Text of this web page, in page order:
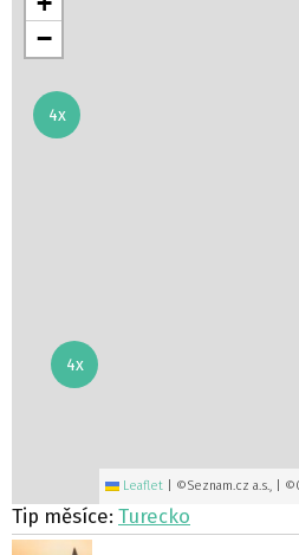
4x
4x
−
Leaflet ©Seznam.cz a.s., |
Tip měsíce: Turecko